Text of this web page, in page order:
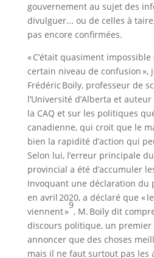
gouvernement au sujet des
divulguer... ou de celles à
pas encore confirmées.
« C’était quasiment
certain niveau de confusion »,
Frédéric Boily, professeur de
l’Université d’Alberta et
la CAQ et sur les politiques
canadienne, qui croit que le
bien la rapidité d’action qui
Selon lui, l’erreur principale
provincial a été d’accumuler
Invoquant une déclaration
en avril 2020, a déclaré que «
viennent »
9
, M. Boily dit
discours politique, un
annoncer que des choses
mais il ne faut surtout pas les